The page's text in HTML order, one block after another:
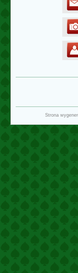
Strona